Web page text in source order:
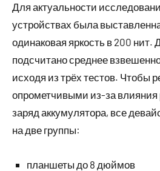
Для актуальности
устройствах была
одинаковая яркость в 200 нит.
подсчитано среднее
исходя из трёх тестов. Чтобы
опрометчивыми из-за влияния
заряд аккумулятора, все
на две группы:
планшеты до 8 дюймов